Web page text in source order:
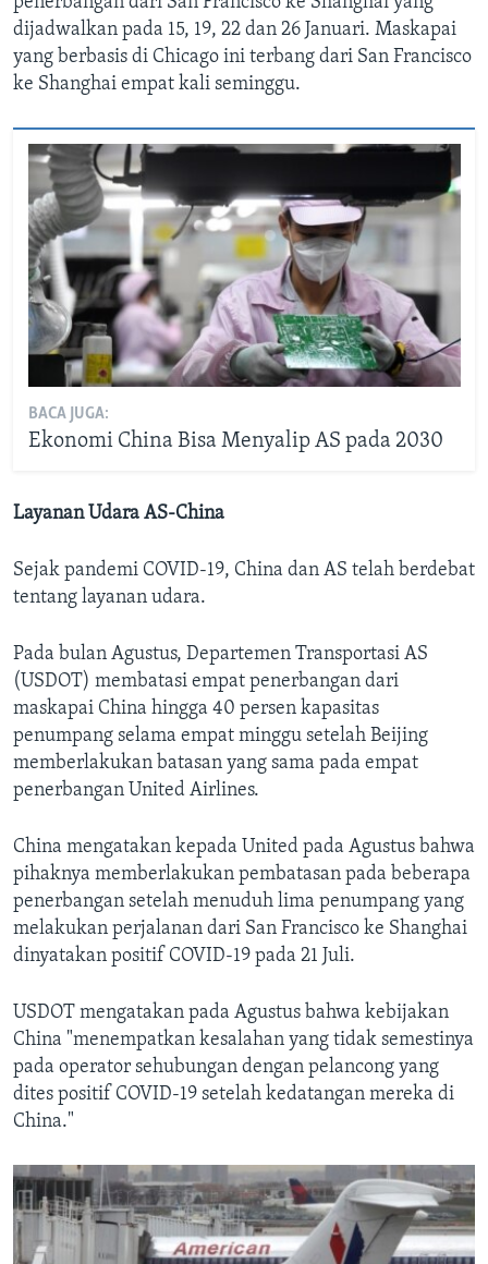
dijadwalkan pada 15, 19, 22 dan 26 Januari. Maskapai
yang berbasis di Chicago ini terbang dari San Francisco
ke Shanghai empat kali seminggu.
BACA JUGA:
Ekonomi China Bisa Menyalip AS pada 2030
Layanan Udara AS-China
Sejak pandemi COVID-19, China dan AS telah berdebat
tentang layanan udara.
Pada bulan Agustus, Departemen Transportasi AS
(USDOT) membatasi empat penerbangan dari
maskapai China hingga 40 persen kapasitas
penumpang selama empat minggu setelah Beijing
memberlakukan batasan yang sama pada empat
penerbangan United Airlines.
China mengatakan kepada United pada Agustus bahwa
pihaknya memberlakukan pembatasan pada beberapa
penerbangan setelah menuduh lima penumpang yang
melakukan perjalanan dari San Francisco ke Shanghai
dinyatakan positif COVID-19 pada 21 Juli.
USDOT mengatakan pada Agustus bahwa kebijakan
China "menempatkan kesalahan yang tidak semestinya
pada operator sehubungan dengan pelancong yang
dites positif COVID-19 setelah kedatangan mereka di
China."